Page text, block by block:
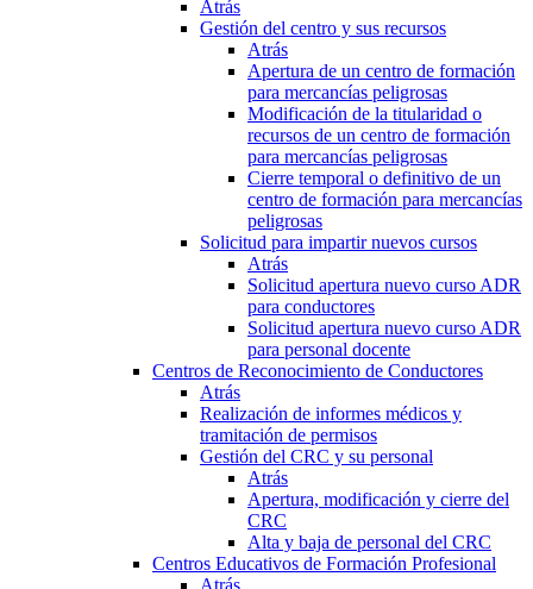
Atrás
Gestión del centro y sus recursos
Atrás
Apertura de un centro de formación
para mercancías peligrosas
Modificación de la titularidad o
recursos de un centro de formación
para mercancías peligrosas
Cierre temporal o definitivo de un
centro de formación para mercancías
peligrosas
Solicitud para impartir nuevos cursos
Atrás
Solicitud apertura nuevo curso ADR
para conductores
Solicitud apertura nuevo curso ADR
para personal docente
Centros de Reconocimiento de Conductores
Atrás
Realización de informes médicos y
tramitación de permisos
Gestión del CRC y su personal
Atrás
Apertura, modificación y cierre del
CRC
Alta y baja de personal del CRC
Centros Educativos de Formación Profesional